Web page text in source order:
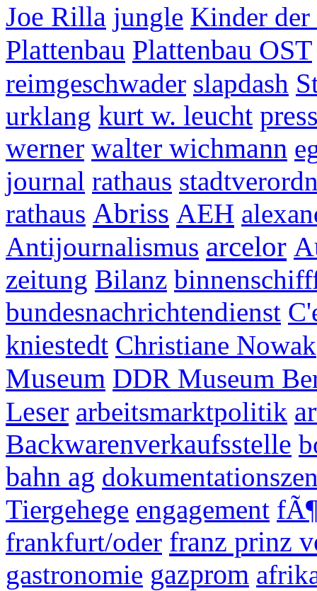
Joe Rilla jungle Kinder der
Plattenbau Plattenbau OST
reimgeschwader slapdash
urklang kurt w. leucht
werner walter wichmann
journal rathaus
rathaus Abriss AEH
Antijournalismus arcelor
zeitung Bilanz
bundesnachrichtendienst
kniestedt Christiane Nowak
Museum DDR Museum
Leser arbeitsmarktpolitik
Backwarenverkaufsstelle
bahn ag
Tiergehege engagement
frankfurt/oder franz prinz
gastronomie gazprom